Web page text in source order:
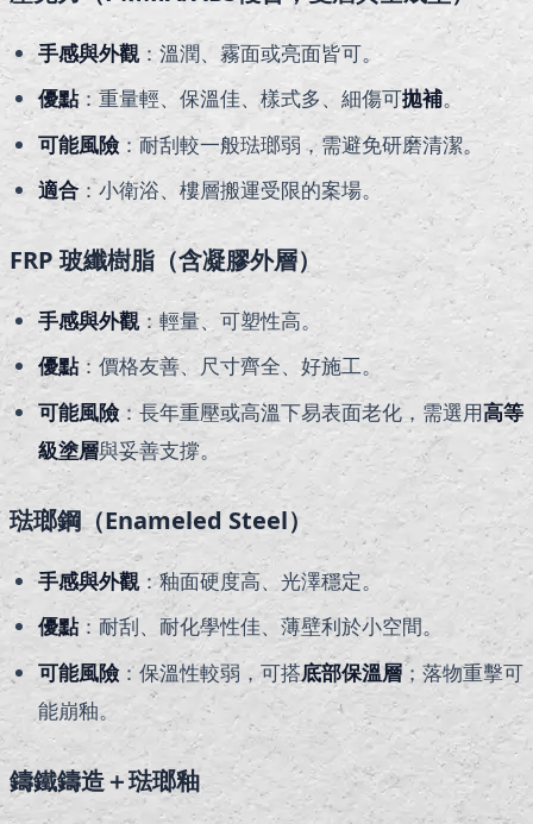
手感與外觀：溫潤、霧面或亮面皆可。
優點：重量輕、保溫佳、樣式多、細傷可拋補。
可能風險：耐刮較一般琺瑯弱，需避免研磨清潔。
適合：小衛浴、樓層搬運受限的案場。
FRP 玻纖樹脂（含凝膠外層）
手感與外觀：輕量、可塑性高。
優點：價格友善、尺寸齊全、好施工。
可能風險：長年重壓或高溫下易表面老化，需選用高等
級塗層與妥善支撐。
琺瑯鋼（Enameled Steel）
手感與外觀：釉面硬度高、光澤穩定。
優點 ：耐刮、耐化學性佳、薄壁利於小空間。
可能風險：保溫性較弱，可搭底部保溫層；落物重擊可
能崩釉。
鑄鐵鑄造＋琺瑯釉